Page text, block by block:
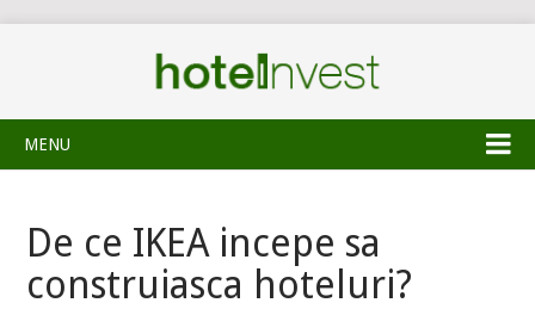
MENU
De ce IKEA incepe sa
construiasca hoteluri?